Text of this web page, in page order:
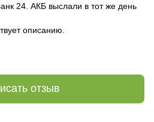
24. АКБ выслали в тот же день
описанию.
отзыв